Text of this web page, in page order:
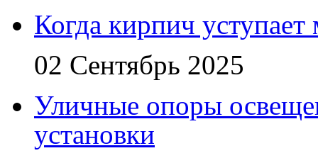
Когда кирпич
02 Сентябрь 2025
Уличные опоры
установки